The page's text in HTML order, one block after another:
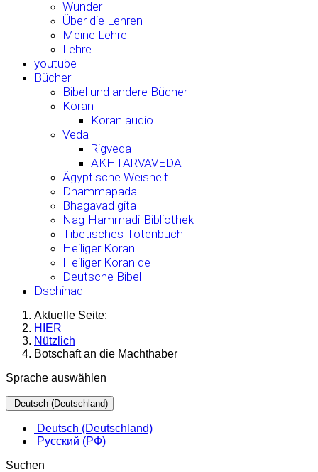
Wunder
Über die Lehren
Meine Lehre
Lehre
youtube
Bücher
Bibel und andere Bücher
Koran
Koran audio
Veda
Rigveda
AKHTARVAVEDA
Ägyptische Weisheit
Dhammapada
Bhagavad gita
Nag-Hammadi-Bibliothek
Tibetisches Totenbuch
Heiliger Koran
Heiliger Koran de
Deutsche Bibel
Dschihad
Aktuelle Seite:
HIER
Nützlich
Botschaft an die Machthaber
Sprache auswählen
Deutsch (Deutschland)
Deutsch (Deutschland)
Русский (РФ)
Suchen